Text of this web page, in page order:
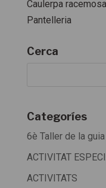
Caulerpa
Pantelleria
Cerca
Categoríes
6è Taller de la
ACTIVITAT
ACTIVITATS